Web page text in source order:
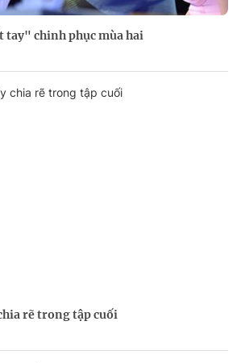
tay" chinh phục mùa hai
rẽ trong tập cuối